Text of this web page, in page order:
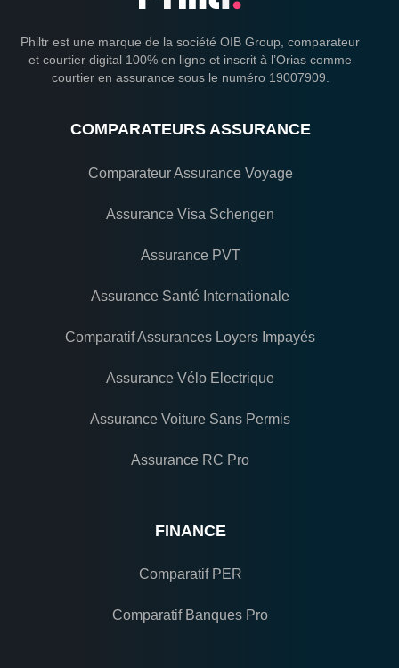
Philtr est une marque de la société OIB Group, comparateur
et courtier digital 100% en ligne et inscrit à l’Orias comme
courtier en assurance sous le numéro 19007909.
COMPARATEURS ASSURANCE
Comparateur Assurance Voyage
Assurance Visa Schengen
Assurance PVT
Assurance Santé Internationale
Comparatif Assurances Loyers Impayés
Assurance Vélo Electrique
Assurance Voiture Sans Permis
Assurance RC Pro
FINANCE
Comparatif PER
Comparatif Banques Pro